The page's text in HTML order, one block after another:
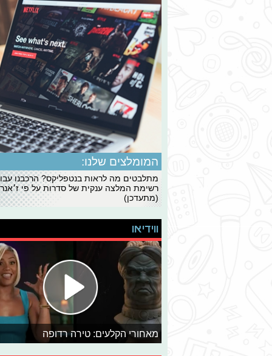
המומלצים שלנו:
מתלבטים מה לראות בנטפליקס? הרכבנו
רשימת המלצה ענקית של סדרות על פי
(מתעדכן)
ווידיאו
מאחורי הקלעים: טירה רדופה